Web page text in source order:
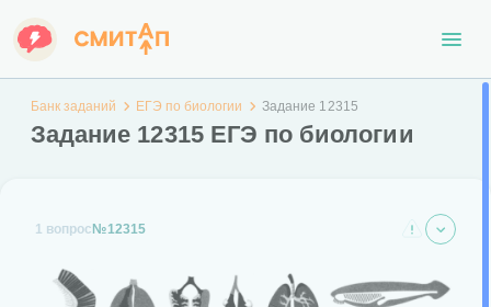
Банк заданий ЕГЭ по биологии Задание 12315
Задание 12315 ЕГЭ по биологии
1 вопрос №12315